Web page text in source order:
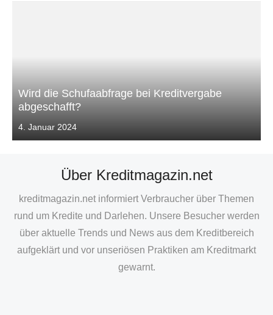
Wird die Schufaabfrage bei Kreditvergabe
abgeschafft?
Veröffentlicht
am
4. Januar 2024
Über Kreditmagazin.net
kreditmagazin.net informiert Verbraucher über Themen
rund um Kredite und Darlehen. Unsere Besucher werden
über aktuelle Trends und News aus dem Kreditbereich
aufgeklärt und vor unseriösen Praktiken am Kreditmarkt
gewarnt.